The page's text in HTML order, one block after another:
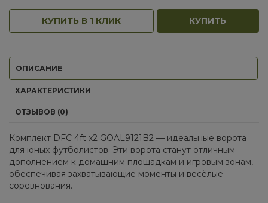
КУПИТЬ В 1 КЛИК КУПИТЬ
ОПИСАНИЕ
ХАРАКТЕРИСТИКИ
ОТЗЫВОВ (0)
Комплект DFC 4ft х2 GOAL9121B2 — идеальные ворота
для юных футболистов. Эти ворота станут отличным
дополнением к домашним площадкам и игровым зонам,
обеспечивая захватывающие моменты и весёлые
соревнования.